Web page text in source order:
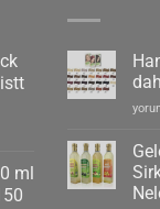
ml
saç
boyası
daha
iyi?